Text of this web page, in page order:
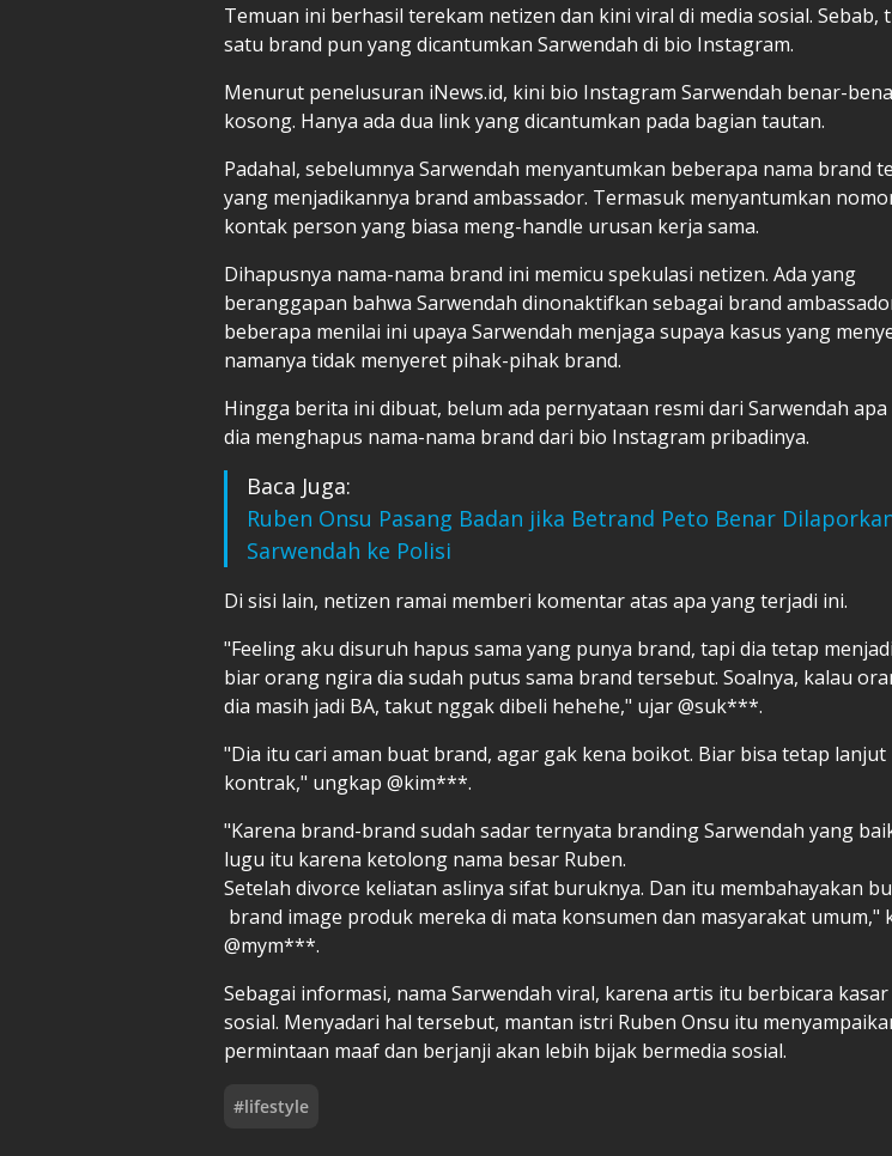
Temuan ini berhasil terekam netizen dan kini viral di media sosial. Sebab,
satu brand pun yang dicantumkan Sarwendah di bio Instagram.
Menurut penelusuran iNews.id, kini bio Instagram Sarwendah benar-
kosong. Hanya ada dua link yang dicantumkan pada bagian tautan.
Padahal, sebelumnya Sarwendah menyantumkan beberapa nama brand
yang menjadikannya brand ambassador. Termasuk menyantumkan
kontak person yang biasa meng-handle urusan kerja sama.
Dihapusnya nama-nama brand ini memicu spekulasi netizen. Ada yang
beranggapan bahwa Sarwendah dinonaktifkan sebagai brand
beberapa menilai ini upaya Sarwendah menjaga supaya kasus yang
namanya tidak menyeret pihak-pihak brand.
Hingga berita ini dibuat, belum ada pernyataan resmi dari Sarwendah apa
dia menghapus nama-nama brand dari bio Instagram pribadinya.
Baca Juga:
Ruben Onsu Pasang Badan jika Betrand Peto Benar
Sarwendah ke Polisi
Di sisi lain, netizen ramai memberi komentar atas apa yang terjadi ini.
"Feeling aku disuruh hapus sama yang punya brand, tapi dia tetap
biar orang ngira dia sudah putus sama brand tersebut. Soalnya, kalau
dia masih jadi BA, takut nggak dibeli hehehe," ujar @suk***.
"Dia itu cari aman buat brand, agar gak kena boikot. Biar bisa tetap lanjut
kontrak," ungkap @kim***.
"Karena brand-brand sudah sadar ternyata branding Sarwendah yang
lugu itu karena ketolong nama besar Ruben.
Setelah divorce keliatan aslinya sifat buruknya. Dan itu membahayakan
brand image produk mereka di mata konsumen dan masyarakat umum,"
@mym***.
Sebagai informasi, nama Sarwendah viral, karena artis itu berbicara kasar
sosial. Menyadari hal tersebut, mantan istri Ruben Onsu itu
permintaan maaf dan berjanji akan lebih bijak bermedia sosial.
#lifestyle